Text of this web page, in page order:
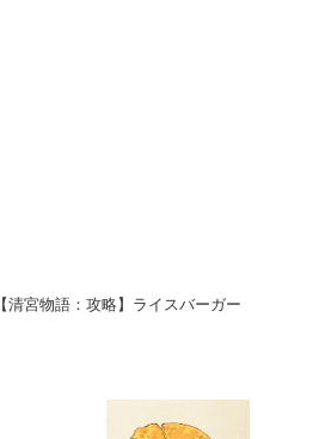
【清宮物語：攻略】ライスバーガー